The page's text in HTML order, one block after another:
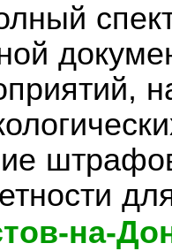
на-